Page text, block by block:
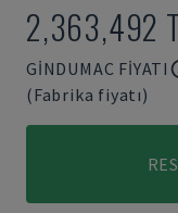
2,363,492
GINDUMAC FIYATI
(Fabrika fiyatı)